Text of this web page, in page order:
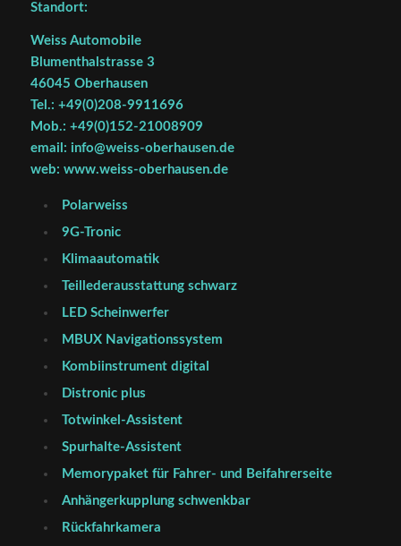
Standort:
Weiss Automobile
Blumenthalstrasse 3
46045 Oberhausen
Tel.: +49(0)208-9911696
Mob.: +49(0)152-21008909
email: info@weiss-oberhausen.de
web: www.weiss-oberhausen.de
Polarweiss
9G-Tronic
Klimaautomatik
Teillederausstattung schwarz
LED Scheinwerfer
MBUX Navigationssystem
Kombiinstrument digital
Distronic plus
Totwinkel-Assistent
Spurhalte-Assistent
Memorypaket für Fahrer- und Beifahrerseite
Anhängerkupplung schwenkbar
Rückfahrkamera